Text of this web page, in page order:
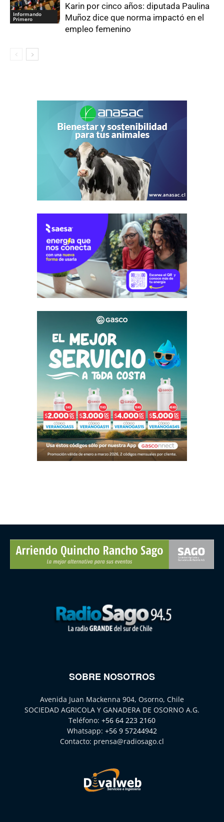
Informando
Primero
Karin por cinco años: diputada Paulina
Muñoz dice que norma impactó en el
empleo femenino
SOBRE NOSOTROS
Avenida Juan Mackenna 904, Osorno, Chile
SOCIEDAD AGRICOLA Y GANADERA DE OSORNO A.G.
Teléfono: +56 64 223 2160
Whatsapp: +56 9 57244942
Contacto: prensa@radiosago.cl